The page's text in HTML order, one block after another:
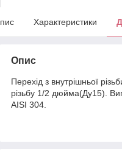
Характеристики
Опис
Перехід з внутрішньої
різьбу 1/2 дюйма(Ду15).
AISI 304.